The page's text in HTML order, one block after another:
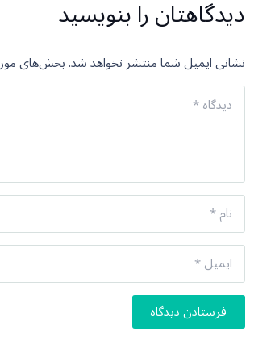
دیدگاهتان را بنویسید
نشانی ایمیل شما منتشر نخواهد شد.بخش‌های
فرستادن دیدگاه